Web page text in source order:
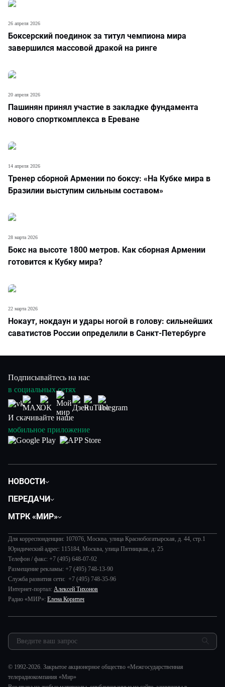
Боксерский поединок за титул чемпиона мира
завершился массовой дракой на ринге
26 апреля 2026
Пашинян принял участие в закладке фундамента
нового спорткомплекса в Ереване
20 апреля 2026
Тренер сборной Армении по боксу: «На Кубке мира в
Бразилии выступим сильным составом»
14 апреля 2026
Бокс на высоте 1800 метров. Как сборная Армении
готовится к Кубку мира?
28 марта 2026
Нокаут, нокдаун и удары ногой в голову: сильнейших
саватистов России определили в Санкт-Петербурге
22 марта 2026
Подписывайтесь на нас
в социальных сетях
И скачивайте наше
мобильное приложение
НОВОСТИ
Экономика
Происшествия
В содружестве
В мире
Наука и технологии
Здоровье и медицина
Культура
Шоу-бизнес
Сад и огород
ПЕРЕДАЧИ
Дела судебные
Диктор делает
Игра в кино
Игра в кино. Мультфильмы
Исторический детектив
МИР. Мнение
Мировое соглашение
Обману.НЕТ
Предварительный диагноз
МТРК «МИР»
История
Руководство
Новости компании
Пресса о нас
Карьера
Результаты СОУТ
Для корреспонденции: 107076, Москва, улица Краснобогатырская, д. 44, стр.1
Юридический адрес: 115184, Москва, улица Пятницкая, д. 25
Телефон / факс: +7 (495) 648-07-92
Размещение рекламы: +7 (495) 748-13-90
Служба развития сети: +7 (495) 748-35-96
Интернет-портал: Алексей Тихонов
Радио «МИР»: Елена Коритич
© 1992-2026. Закрытое акционерное общество «Межгосударственная
телерадиокомпания «Мир»